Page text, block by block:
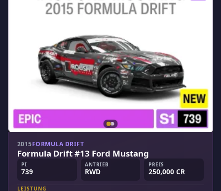
2015FORMULA DRIFT
Formula Drift #13 Ford Mustang
PI
739
ANTRIEB
RWD
PREIS
250,000 CR
LEISTUNG